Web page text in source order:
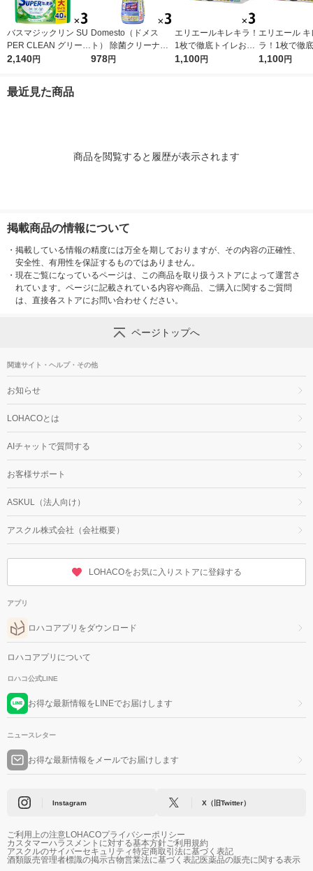
バスマジックリン SU
PER CLEAN グリーン
ハーブ 詰め替え 超特
2,140円
Domesto（ドメス
ト） 除菌クリーナー
本体 500ml １セット
978円
エリエールキレキラ！
1枚で徹底トイレお掃
除シート シトラスミ
1,100円
エリエール キ
ラ！1枚で徹
おそうじシー
1,100円
最近見た商品
商品を閲覧すると履歴が表示されます
掲載商品の情報について
・ 掲載している情報の精度には万全を期しておりますが、その内容の正確性、
安全性、有用性を保証するものではありません。
・ 現在ご覧になっているページは、この商品を取り扱うストアによって運営さ
れています。ページに記載されている内容や商品、ご購入に関するご質問
は、直接各ストアにお問い合わせください。
ページトップへ
関連サイト・ヘルプ・その他
お知らせ
LOHACOとは
AIチャットで質問する
お客様サポート
ASKUL（法人向け）
アスクル株式会社（会社概要）
LOHACOをお気に入りストアに登録する
アプリ
ロハコアプリをダウンロード
ロハコアプリについて
ロハコ公式LINE
お得な最新情報をLINEでお届けします
ニュースレター
お得な最新情報をメールでお届けします
Instagram X（旧Twitter）
ご利用上の注意LOHACOプライバシーポリシー
カスタマーハラスメントに対する基本方針ご利用規約
アスクルのサイバーセキュリティ特定商取引法に基づく表記
酒類販売管理者標識の掲示古物営業法に基づく表記医薬品の販売に関する表示